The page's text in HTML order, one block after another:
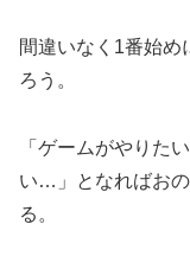
間違いなく1番始
ろう。
「ゲームがやりた
い…」となればおの
る。